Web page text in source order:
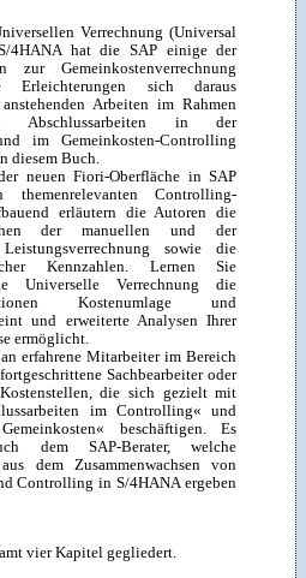
Verrechnung (Universal
4HANA hat die SAP einige der
zur Gemeinkostenverrechnung
Erleichterungen sich daraus
Arbeiten im Rahmen
Abschlussarbeiten in der
im Gemeinkosten-Controlling
diesem Buch.
neuen Fiori-Oberfläche in SAP
Controlling-
erläutern die Autoren die
der manuellen und der
Leistungsverrechnung sowie die
Kennzahlen. Lernen Sie
Universelle Verrechnung die
Kostenumlage und
und erweiterte Analysen Ihrer
ermöglicht.
erfahrene Mitarbeiter im Bereich
Sachbearbeiter oder
die sich gezielt mit
im Controlling« und
beschäftigen. Es
dem SAP-Berater, welche
dem Zusammenwachsen von
Controlling in S/4HANA ergeben
vier Kapitel gegliedert.